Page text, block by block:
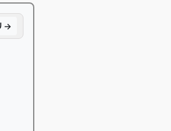
لامحدود وڃو →